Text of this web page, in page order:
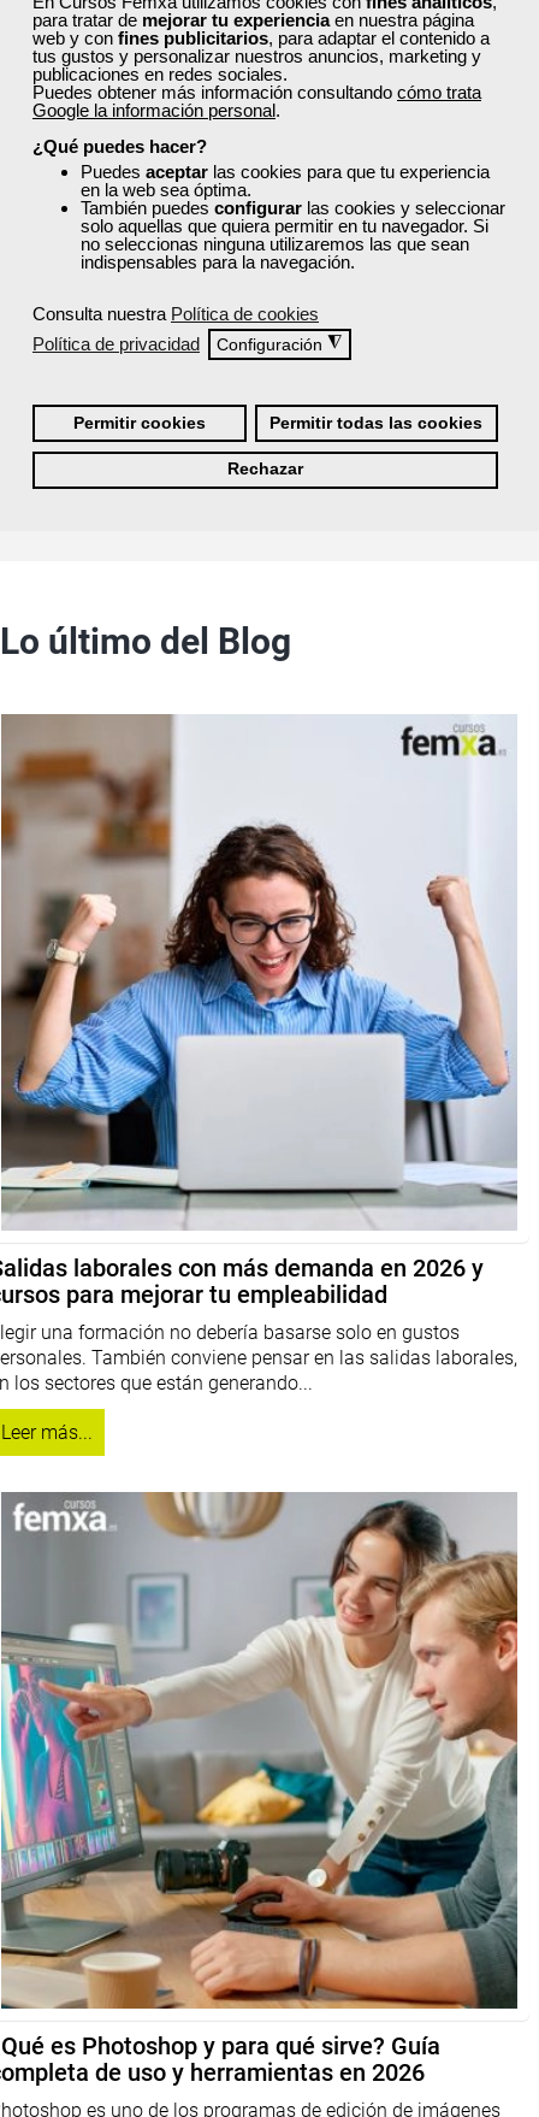
para tratar de mejorar tu experienciaen nuestra página
web y con fines publicitarios, para adaptar el contenido a
tus gustos y personalizar nuestros anuncios, marketing y
publicaciones en redes sociales.
Puedes obtener más información consultando cómo trata
Google la información personal.
¿Qué puedes hacer?
Puedes aceptar las cookies para que tu experiencia
en la web sea óptima.
También puedes configurar las cookies y seleccionar
solo aquellas que quiera permitir en tu navegador. Si
no seleccionas ninguna utilizaremos las que sean
indispensables para la navegación.
Consulta nuestra Política de cookies
Política de privacidad
Configuración ◮
Permitir cookies Permitir todas las cookies
Rechazar
¿Por qué solicitar plaza en Femxa cuando se
puede hacer directamente desde el SEPE?
¿Son los docentes un aspecto diferencial de los
cursos de Femxa?
¿Los cursos de Femxa son prácticos y tienen
temario actualizado?
¿Qué ofrece Femxa al alumno una vez finaliza su
¿Recibiré un certificado al finalizar un curso
Lo último del Blog
laborales con más demanda en 2026 y
para mejorar tu empleabilidad
una formación no debería basarse solo en gustos
También conviene pensar en las salidas laborales,
los sectores que están generando...
Leer más...
es Photoshop y para qué sirve? Guía
de uso y herramientas en 2026
es uno de los programas de edición de imágenes